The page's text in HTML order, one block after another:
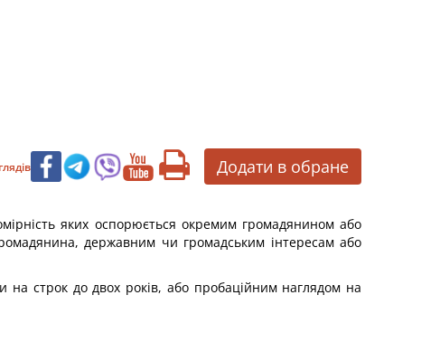
Додати в обране
яких оспорюється окремим громадянином або
державним чи громадським інтересам або
на строк до двох років, або пробаційним наглядом на